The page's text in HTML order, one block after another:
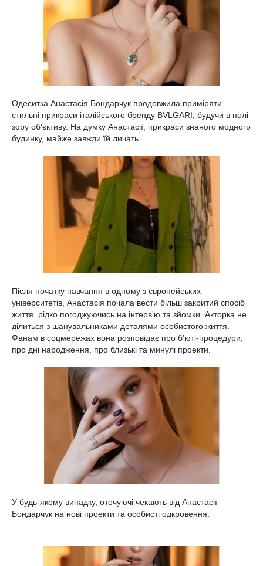
Одеситка Анастасія Бондарчук продовжила приміряти
стильні прикраси італійського бренду BVLGARI, будучи в полі
зору об'єктиву. На думку Анастасії, прикраси знаного модного
будинку, майже завжди їй личать.
Після початку навчання в одному з європейських
університетів, Анастасія почала вести більш закритий спосіб
життя, рідко погоджуючись на інтерв'ю та зйомки. Акторка не
ділиться з шанувальниками деталями особистого життя.
Фанам в соцмережах вона розповідає про б'юті-процедури,
про дні народження, про близькі та минулі проекти.
У будь-якому випадку, оточуючі чекають від Анастасії
Бондарчук на нові проекти та особисті одкровення.